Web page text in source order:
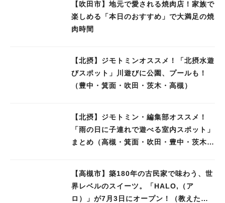
【吹田市】地元で愛される焼肉店！家族で
楽しめる「本日のおすすめ」で大満足の焼
肉時間
【北摂】ジモトミンオススメ！「北摂水遊
びスポット」川遊びに公園、プールも！
（豊中・箕面・吹田・茨木・高槻）
【北摂】ジモトミン・編集部オススメ！
「雨の日に子連れで遊べる室内スポット」
まとめ（高槻・箕面・吹田・豊中・茨木・
【高槻市】築180年の古民家で味わう、世
界レベルのスイーツ。「HALO,（ア
ロ）」が7月3日にオープン！（教えたい/